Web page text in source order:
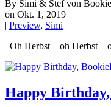
By Simi & Stef von
on Okt. 1, 2019
| Preview, Simi
Oh Herbst – oh Herbst
Happy